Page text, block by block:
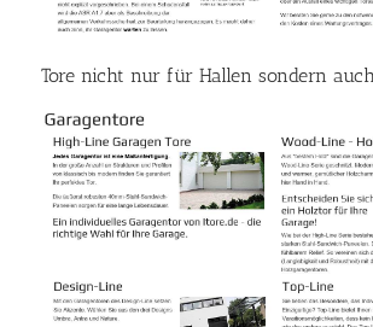
Tore nicht nur für Hallen sondern